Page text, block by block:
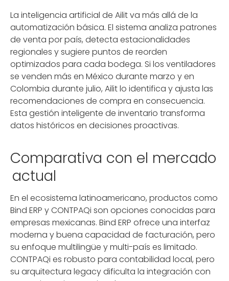
La inteligencia artificial de Ailit va más allá de la
automatización básica. El sistema analiza patrones
de venta por país, detecta estacionalidades
regionales y sugiere puntos de reorden
optimizados para cada bodega. Si los ventiladores
se venden más en México durante marzo y en
Colombia durante julio, Ailit lo identifica y ajusta las
recomendaciones de compra en consecuencia.
Esta gestión inteligente de inventario transforma
datos históricos en decisiones proactivas.
Comparativa con el mercado
actual
En el ecosistema latinoamericano, productos como
Bind ERP y CONTPAQi son opciones conocidas para
empresas mexicanas. Bind ERP ofrece una interfaz
moderna y buena capacidad de facturación, pero
su enfoque multilingüe y multi-país es limitado.
CONTPAQi es robusto para contabilidad local, pero
su arquitectura legacy dificulta la integración con